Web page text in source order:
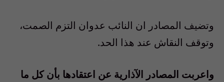
وتضيف المصادر ان النائب عدوان التزم الصمت،
وتوقف النقاش عند هذا الحد.
واعربت المصادر الآذارية عن اعتقادها بأن كل ما